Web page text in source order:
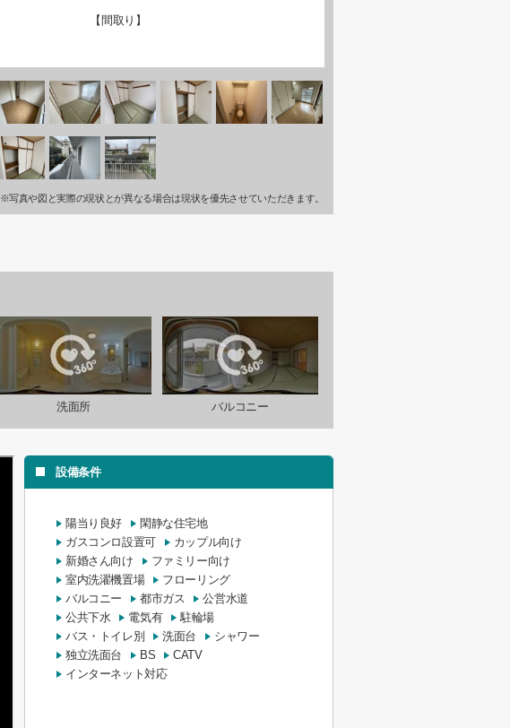
【間取り】
※写真や図と実際の現状とが異なる場合は現状を優先させていただきます。
洗面所 バルコニー
設備条件
陽当り良好
閑静な住宅地
ガスコンロ設置可
カップル向け
新婚さん向け
ファミリー向け
室内洗濯機置場
フローリング
バルコニー
都市ガス
公営水道
公共下水
電気有
駐輪場
バス・トイレ別
洗面台
シャワー
独立洗面台
BS
CATV
インターネット対応